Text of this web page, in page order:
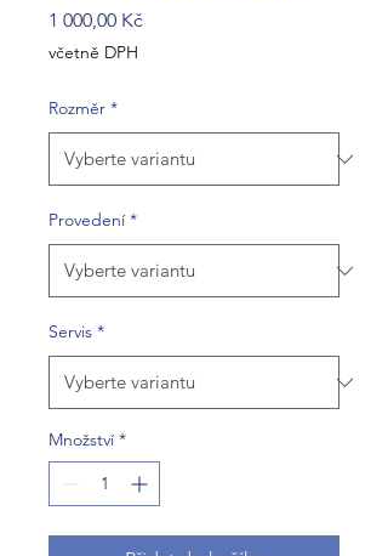
1 000,00 KčCena
včetně DPH
Rozměr *
Provedení *
Servis *
Množství *